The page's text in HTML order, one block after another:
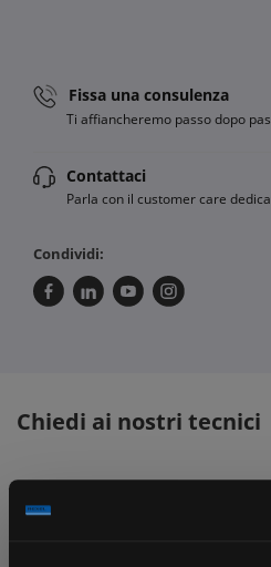
Fissa una consulenza
Ti affiancheremo passo dopo
Contattaci
Parla con il customer care
Condividi:
Chiedi ai nostri tecnici